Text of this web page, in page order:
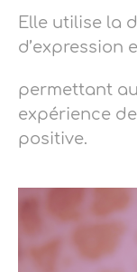
Elle utilise la
d’expression
permettant
expérience
positive.